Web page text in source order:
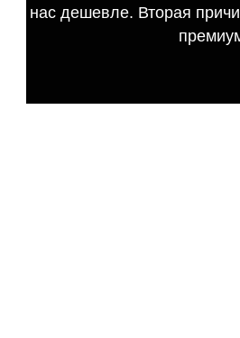
нас дешевле. Вторая